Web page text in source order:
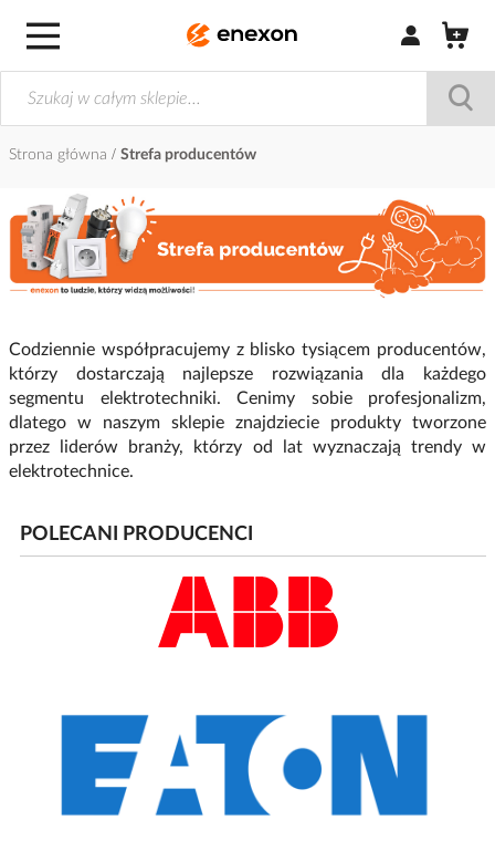
Zaloguj się /
Strona główna Strefa producentów
Codziennie współpracujemy z blisko tysiącem producentów,
którzy dostarczają najlepsze rozwiązania dla każdego
segmentu elektrotechniki. Cenimy sobie profesjonalizm,
dlatego w naszym sklepie znajdziecie produkty tworzone
przez liderów branży, którzy od lat wyznaczają trendy w
elektrotechnice.
POLECANI PRODUCENCI